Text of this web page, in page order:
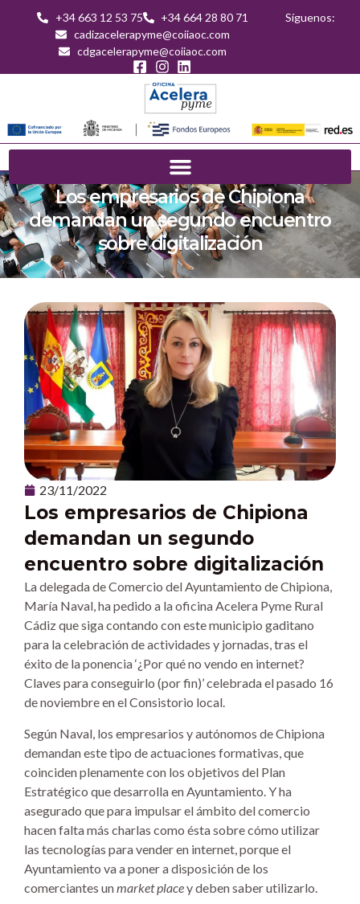
+34 663 12 53 75
+34 664 28 80 71
cadizacelerapyme@coiiaoc.com
cdgacelerapyme@coiiaoc.com
Síguenos:
Los empresarios de Chipiona
demandan un segundo encuentro
sobre digitalización
23/11/2022
Los empresarios de Chipiona
demandan un segundo
encuentro sobre digitalización
La delegada de Comercio del Ayuntamiento de Chipiona,
María Naval, ha pedido a la oficina Acelera Pyme Rural
Cádiz que siga contando con este municipio gaditano
para la celebración de actividades y jornadas, tras el
éxito de la ponencia ‘¿Por qué no vendo en internet?
Claves para conseguirlo (por fin)’ celebrada el pasado 16
de noviembre en el Consistorio local.
Según Naval, los empresarios y autónomos de Chipiona
demandan este tipo de actuaciones formativas, que
coinciden plenamente con los objetivos del Plan
Estratégico que desarrolla en Ayuntamiento. Y ha
asegurado que para impulsar el ámbito del comercio
hacen falta más charlas como ésta sobre cómo utilizar
las tecnologías para vender en internet, porque el
Ayuntamiento va a poner a disposición de los
comerciantes unmarket placey deben saber utilizarlo.